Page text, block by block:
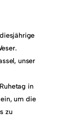
unser
in
um die
zu